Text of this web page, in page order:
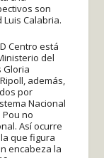
son
Calabria.
Centro está
del
Gloria
además,
por
Nacional
Pou no
Así ocurre
que figura
encabeza la